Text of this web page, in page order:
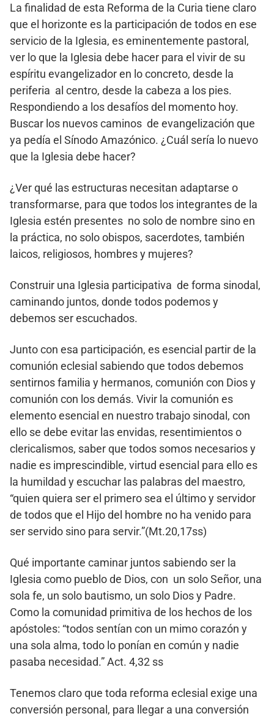
La finalidad de esta Reforma de la Curia tiene claro
que el horizonte es la participación de todos en ese
servicio de la Iglesia, es eminentemente pastoral,
ver lo que la Iglesia debe hacer para el vivir de su
espíritu evangelizador en lo concreto, desde la
periferia al centro, desde la cabeza a los pies.
Respondiendo a los desafíos del momento hoy.
Buscar los nuevos caminos de evangelización que
ya pedía el Sínodo Amazónico. ¿Cuál sería lo nuevo
que la Iglesia debe hacer?
¿Ver qué las estructuras necesitan adaptarse o
transformarse, para que todos los integrantes de la
Iglesia estén presentes no solo de nombre sino en
la práctica, no solo obispos, sacerdotes, también
laicos, religiosos, hombres y mujeres?
Construir una Iglesia participativa de forma sinodal,
caminando juntos, donde todos podemos y
debemos ser escuchados.
Junto con esa participación, es esencial partir de la
comunión eclesial sabiendo que todos debemos
sentirnos familia y hermanos, comunión con Dios y
comunión con los demás. Vivir la comunión es
elemento esencial en nuestro trabajo sinodal, con
ello se debe evitar las envidas, resentimientos o
clericalismos, saber que todos somos necesarios y
nadie es imprescindible, virtud esencial para ello es
la humildad y escuchar las palabras del maestro,
“quien quiera ser el primero sea el último y servidor
de todos que el Hijo del hombre no ha venido para
ser servido sino para servir.”(Mt.20,17ss)
Qué importante caminar juntos sabiendo ser la
Iglesia como pueblo de Dios, con un solo Señor, una
sola fe, un solo bautismo, un solo Dios y Padre.
Como la comunidad primitiva de los hechos de los
apóstoles: “todos sentían con un mimo corazón y
una sola alma, todo lo ponían en común y nadie
pasaba necesidad.” Act. 4,32 ss
Tenemos claro que toda reforma eclesial exige una
conversión personal, para llegar a una conversión